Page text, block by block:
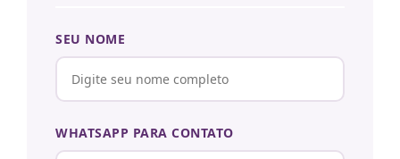
SEU NOME
WHATSAPP PARA CONTATO